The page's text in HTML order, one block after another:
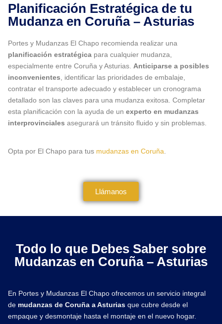
Planificación Estratégica de tu
Mudanza en Coruña – Asturias
Portes y Mudanzas El Chapo recomienda realizar una
planificación estratégica para cualquier mudanza,
especialmente entre Coruña y Asturias. Anticiparse a posibles
inconvenientes , identificar las prioridades de embalaje,
contratar el transporte adecuado y establecer un cronograma
detallado son las claves para una mudanza exitosa. Completar
esta planificación con la ayuda de un experto en mudanzas
interprovinciales asegurará un tránsito fluido y sin problemas.
Opta por El Chapo para tus mudanzas en Coruña
Llámanos
Todo lo que Debes Saber sobre
Mudanzas en Coruña – Asturias
En Portes y Mudanzas El Chapo ofrecemos un servicio integral
de mudanzas de Coruña a Asturias que cubre desde el
empaque y desmontaje hasta el montaje en el nuevo hogar.